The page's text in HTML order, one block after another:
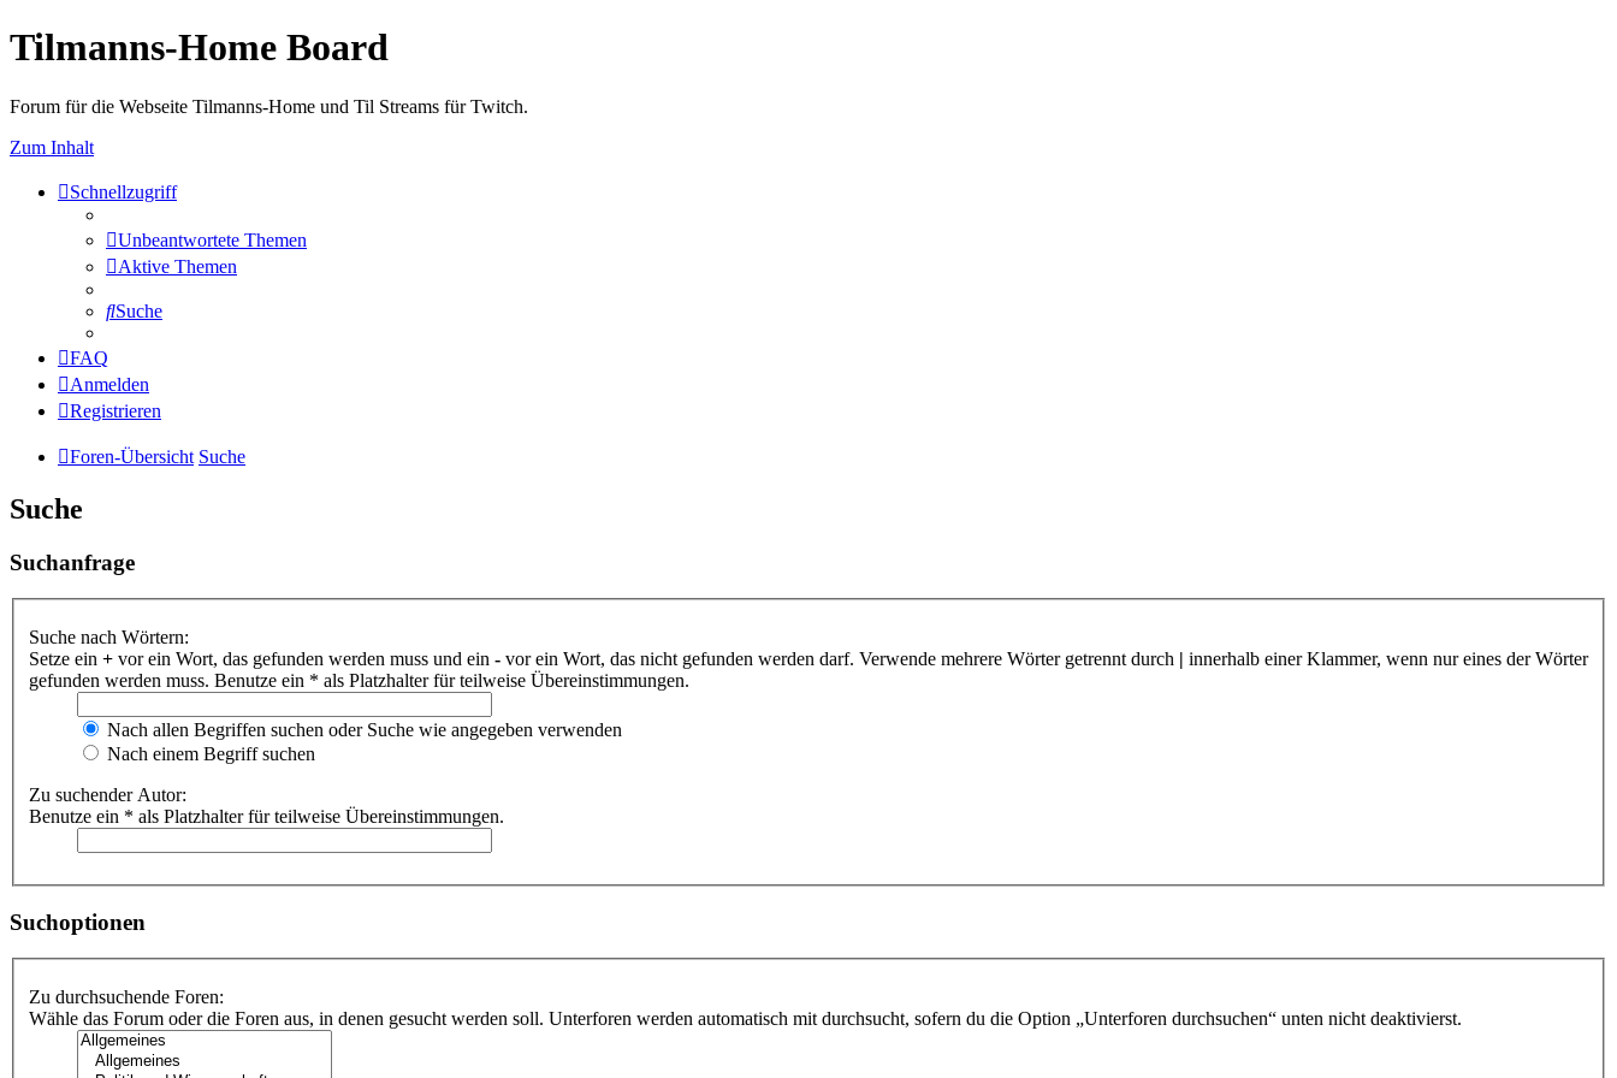
Tilmanns-Home Board
Forum für die Webseite Tilmanns-Home und Til Streams für Twitch.
Zum Inhalt
Schnellzugriff
Unbeantwortete Themen
Aktive Themen
Suche
FAQ
Anmelden
Registrieren
Foren-Übersicht Suche
Suche
Suchanfrage
Suche nach Wörtern:
Setze ein + vor ein Wort, das gefunden werden muss und ein - vor ein Wort, das nicht gefunden werden darf. Verwende mehrere Wörter getrennt durch | innerhalb einer Klammer, wenn nur eines der Wörter
gefunden werden muss. Benutze ein * als Platzhalter für teilweise Übereinstimmungen.
Nach allen Begriffen suchen oder Suche wie angegeben verwenden
Nach einem Begriff suchen
Zu suchender Autor:
Benutze ein * als Platzhalter für teilweise Übereinstimmungen.
Suchoptionen
Zu durchsuchende Foren:
Wähle das Forum oder die Foren aus, in denen gesucht werden soll. Unterforen werden automatisch mit durchsucht, sofern du die Option „Unterforen durchsuchen“ unten nicht deaktivierst.